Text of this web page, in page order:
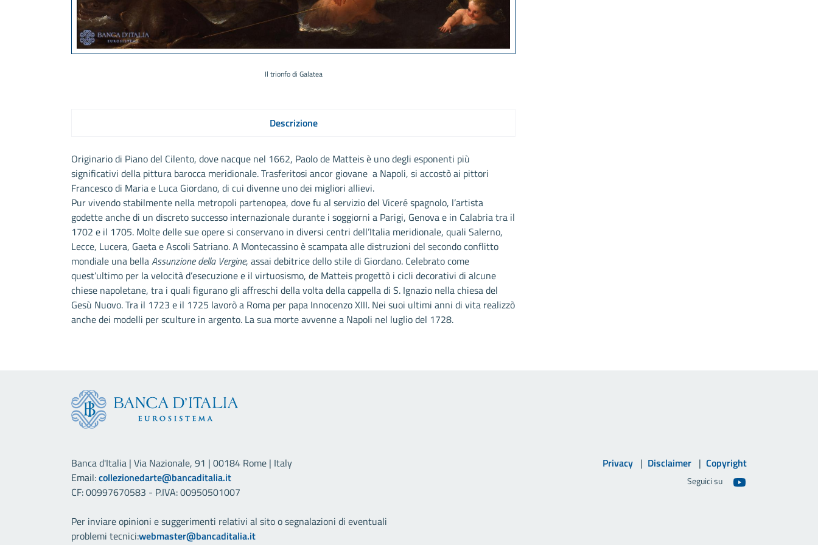
Il trionfo di Galatea
Descrizione
Originario di Piano del Cilento, dove nacque nel 1662, Paolo de Matteis è uno degli esponenti più
significativi della pittura barocca meridionale. Trasferitosi ancor giovane a Napoli, si accostò ai pittori
Francesco di Maria e Luca Giordano, di cui divenne uno dei migliori allievi.
Pur vivendo stabilmente nella metropoli partenopea, dove fu al servizio del Viceré spagnolo, l’artista
godette anche di un discreto successo internazionale durante i soggiorni a Parigi, Genova e in Calabria tra il
1702 e il 1705. Molte delle sue opere si conservano in diversi centri dell’Italia meridionale, quali Salerno,
Lecce, Lucera, Gaeta e Ascoli Satriano. A Montecassino è scampata alle distruzioni del secondo conflitto
mondiale una bellaAssunzione della Vergine, assai debitrice dello stile di Giordano. Celebrato come
quest’ultimo per la velocità d’esecuzione e il virtuosismo, de Matteis progettò i cicli decorativi di alcune
chiese napoletane, tra i quali figurano gli affreschi della volta della cappella di S. Ignazio nella chiesa del
Gesù Nuovo. Tra il 1723 e il 1725 lavorò a Roma per papa Innocenzo XIII. Nei suoi ultimi anni di vita realizzò
anche dei modelli per sculture in argento. La sua morte avvenne a Napoli nel luglio del 1728.
Banca d'Italia | Via Nazionale, 91 | 00184 Rome | Italy
Email:collezionedarte@bancaditalia.it
CF: 00997670583 - P.IVA: 00950501007
Per inviare opinioni e suggerimenti relativi al sito o segnalazioni di eventuali
problemi tecnici:webmaster@bancaditalia.it
Privacy Disclaimer Copyright
Seguici su